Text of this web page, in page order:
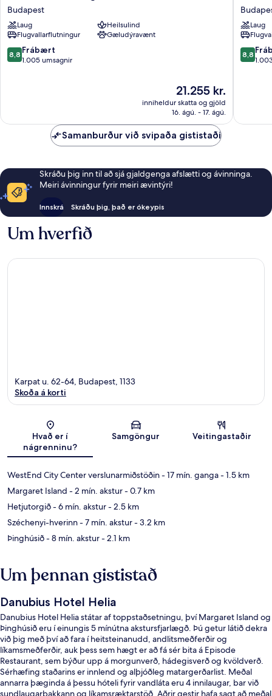
Grand
Margaret
Island
Budapest
Budapest
Laug
Heilsulind
Flugvallarflutningur
Gæludýravænt
8.8
af
8,8 Frábært
1.005 umsagnir
Verðið
er
21.255 kr.
21.255 kr.
inniheldur skatta og gjöld
16. ágú. - 17. ágú.
Thermal
Island
Laug
8.8
af
8,8
Samanburður við svipaða gististaði
Skráðu þig inn til að sjá gjaldgenga afslætti og ávinninga.
Meiri ávinningur fyrir meiri ævintýri!
Innskrá Skráðu þig, það er ókeypis
Um hverfið
Kort
Karpat u. 62-64, Budapest, 1133
Skoða á korti
Hvað er í
nágrenninu?
Samgöngur Veitingastaðir
WestEnd City Center verslunarmiðstöðin- 17 mín. ganga- 1.5 km
Margaret Island - 2 mín. akstur- 0.7 km
Hetjutorgið- 6 mín. akstur- 2.5 km
Széchenyi-hverinn- 7 mín. akstur- 3.2 km
Þinghúsið- 8 mín. akstur- 2.1 km
Um þennan gististað
Danubius Hotel Helia
Danubius Hotel Helia státar af toppstaðsetningu, því Margaret Island og
Þinghúsið eru í einungis 5 mínútna akstursfjarlægð. Þú getur látið dekra
við þig með því að fara í heitsteinanudd, andlitsmeðferðir og
líkamsmeðferðir, auk þess sem hægt er að fá sér bita á Episode
Restaurant, sem býður upp á morgunverð, hádegisverð og kvöldverð.
Sérhæfing staðarins er innlend og alþjóðleg matargerðarlist. Meðal
annarra þæginda á þessu hóteli fyrir vandláta eru 4 innilaugar, bar við
sundlaugarbakkann og líkamsræktarstöð. Aðrir gestir hafa sagt að meðal